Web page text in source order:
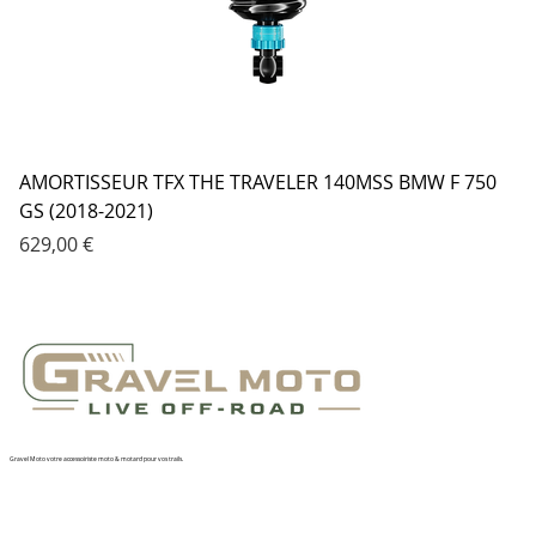
AMORTISSEUR TFX THE TRAVELER 140MSS BMW F 750
GS (2018-2021)
Prix
629,00 €
Gravel Moto votre accessoiriste moto & motard pour vos trails.